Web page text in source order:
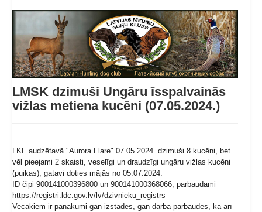
LMSK dzimuši Ungāru īsspalvainās
vižlas metiena kucēni (07.05.2024.)
LKF audzētavā "Aurora Flare" 07.05.2024. dzimuši 8 kucēni, bet
vēl pieejami 2 skaisti, veselīgi un draudzīgi ungāru vižlas kucēni
(puikas), gatavi doties mājās no 05.07.2024.
ID čipi 900141000396800 un 900141000368066, pārbaudāmi
https://registri.ldc.gov.lv/lv/dzivnieku_registrs
Vecākiem ir panākumi gan izstādēs, gan darba pārbaudēs, kā arī